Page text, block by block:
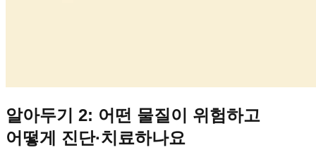
알아두기 2: 어떤 물질이 위험하고
어떻게 진단·치료하나요